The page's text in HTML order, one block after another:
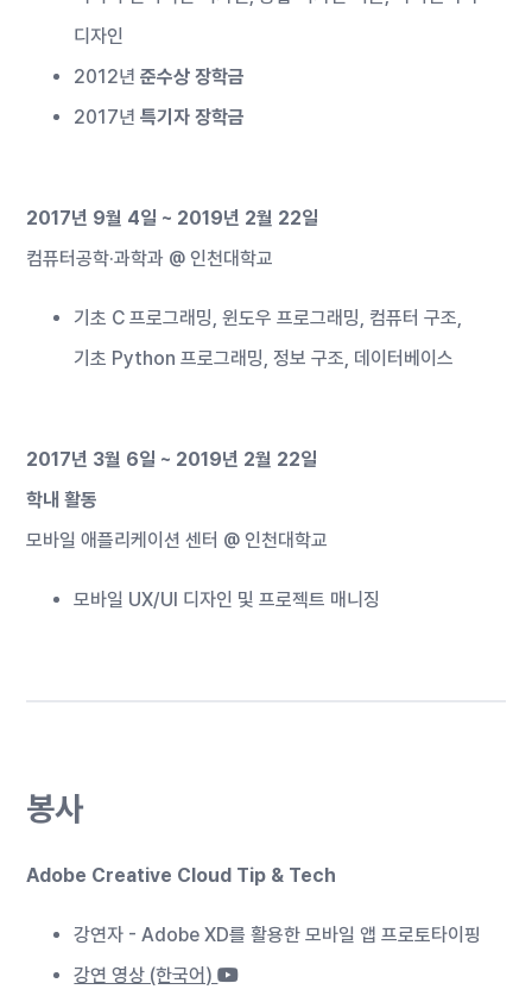
디자인
2012년준수상 장학금
2017년특기자 장학금
2017년 9월 4일 ~ 2019년 2월 22일
컴퓨터공학·과학과 @인천대학교
기초 C 프로그래밍, 윈도우 프로그래밍, 컴퓨터 구조,
기초 Python 프로그래밍, 정보 구조, 데이터베이스
2017년 3월 6일 ~ 2019년 2월 22일
학내 활동
모바일 애플리케이션 센터 @ 인천대학교
모바일 UX/UI 디자인 및 프로젝트 매니징
봉사
Adobe Creative Cloud Tip & Tech
강연자 - Adobe XD를 활용한 모바일 앱 프로토타이핑
강연 영상 (한국어)